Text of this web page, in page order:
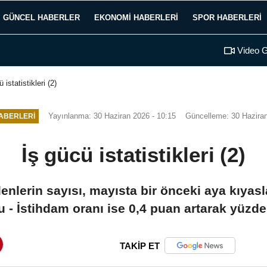
GÜNCEL HABERLER EKONOMI HABERLERI SPOR HABERLERI
Video
istatistikleri (2)
Yayınlanma: 30 Haziran 2026 - 10:15 Güncelleme: 30
İş gücü istatistikleri (2)
sayısı, mayısta bir önceki aya
İstihdam oranı ise 0,4 puan artarak
TAKİP ET